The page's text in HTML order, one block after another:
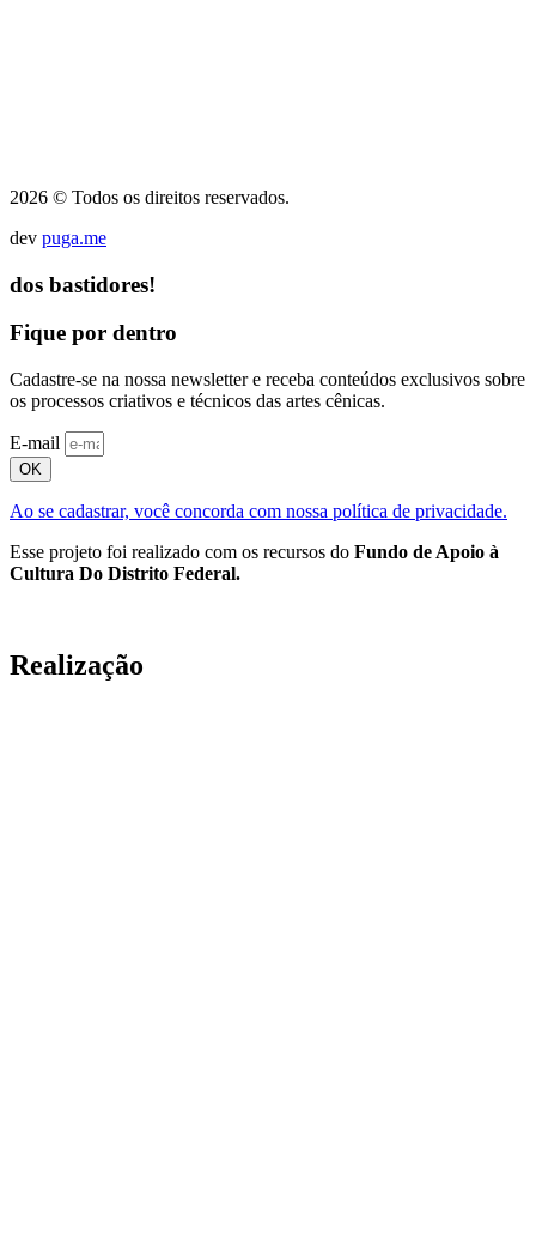
2026 © Todos os direitos reservados.
dev puga.me
dos bastidores!
Fique por dentro
Cadastre-se na nossa newsletter e receba conteúdos exclusivos sobre
os processos criativos e técnicos das artes cênicas.
E-mail
OK
Ao se cadastrar, você concorda com nossa política de privacidade.
Esse projeto foi realizado com os recursos do Fundo de Apoio à
Cultura Do Distrito Federal.
Realização